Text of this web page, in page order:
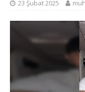
23 Şubat 2025